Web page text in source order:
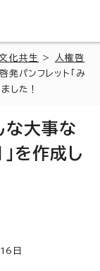
化共生 >
人権啓
発パンフレット「み
した！
な大事な
を作成し
16 日